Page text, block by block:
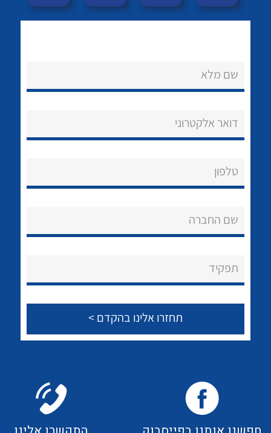
אודות
לכל מוצרי היצרן לכל מוצרי היצרן
לכל מוצרי היצרן
לכל מוצרי היצרן לכל מוצרי היצרן
שם מלא
דואר אלקטרוני
טלפון
שם החברה
תפקיד